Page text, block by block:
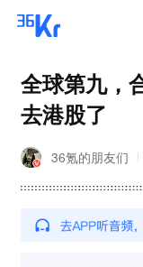
全球第九，
去港股了
36氪的朋友们